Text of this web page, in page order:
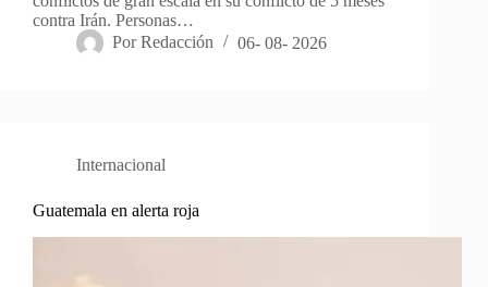
contra Irán. Personas…
Por Redacción 06- 08- 2026
Internacional
Guatemala en alerta roja